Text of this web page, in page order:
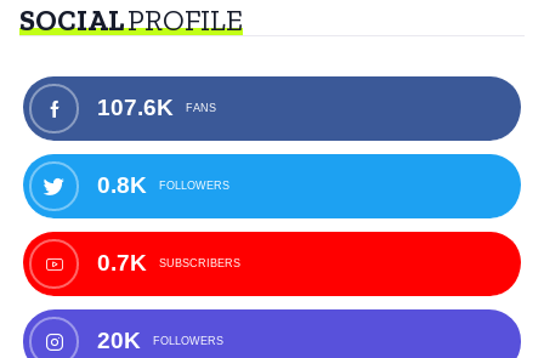
SOCIALPROFILE
107.6K FANS
0.8K FOLLOWERS
0.7K SUBSCRIBERS
20K FOLLOWERS